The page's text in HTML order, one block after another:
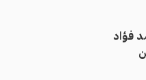
فؤاد